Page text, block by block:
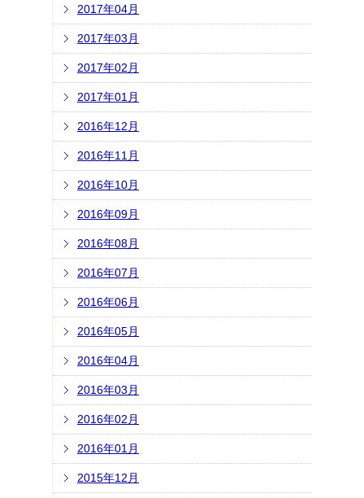
2017年04月
2017年03月
2017年02月
2017年01月
2016年12月
2016年11月
2016年10月
2016年09月
2016年08月
2016年07月
2016年06月
2016年05月
2016年04月
2016年03月
2016年02月
2016年01月
2015年12月